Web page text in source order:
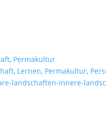
, Permakultur
, Lernen, Permakultur,
landschaften-innere-